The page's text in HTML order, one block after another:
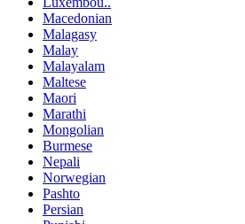
Macedonian
Malagasy
Malay
Malayalam
Maltese
Maori
Marathi
Mongolian
Burmese
Nepali
Norwegian
Pashto
Persian